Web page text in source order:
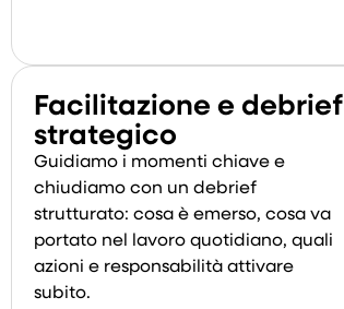
Facilitazione e debrief
strategico
Guidiamo i momenti chiave e
chiudiamo con un debrief
strutturato: cosa è emerso, cosa va
portato nel lavoro quotidiano, quali
azioni e responsabilità attivare
subito.